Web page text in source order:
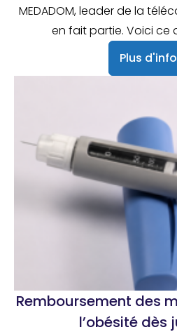
MEDADOM, leader de la
en fait partie. Voici ce
Plus d'info
Remboursement des
l’obésité dès